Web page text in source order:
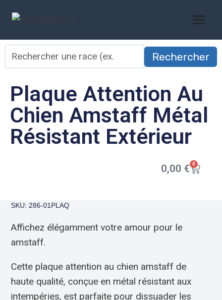
Rechercher
Plaque Attention Au
Chien Amstaff Métal
Résistant Extérieur
0,00 € 0
SKU: 286-01PLAQ
Affichez élégamment votre amour pour le
amstaff.
Cette plaque attention au chien amstaff de
haute qualité, conçue en métal résistant aux
intempéries, est parfaite pour dissuader les